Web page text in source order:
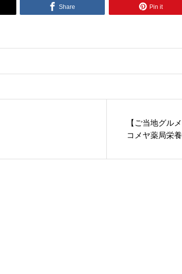
Share Pin it
【ご当地グル
コメヤ薬局栄